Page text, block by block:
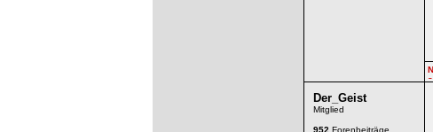
Der_Geist
Mitglied
952 Forenbeiträge